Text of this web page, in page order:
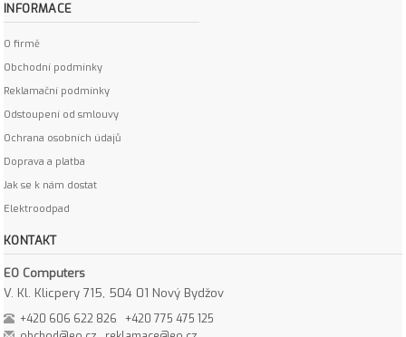
INFORMACE
O firmě
Obchodní podmínky
Reklamační podmínky
Odstoupení od smlouvy
Ochrana osobních údajů
Doprava a platba
Jak se k nám dostat
Elektroodpad
KONTAKT
EO Computers
V. Kl. Klicpery 715, 504 01 Nový Bydžov
+420 606 622 826
+420 775 475 125